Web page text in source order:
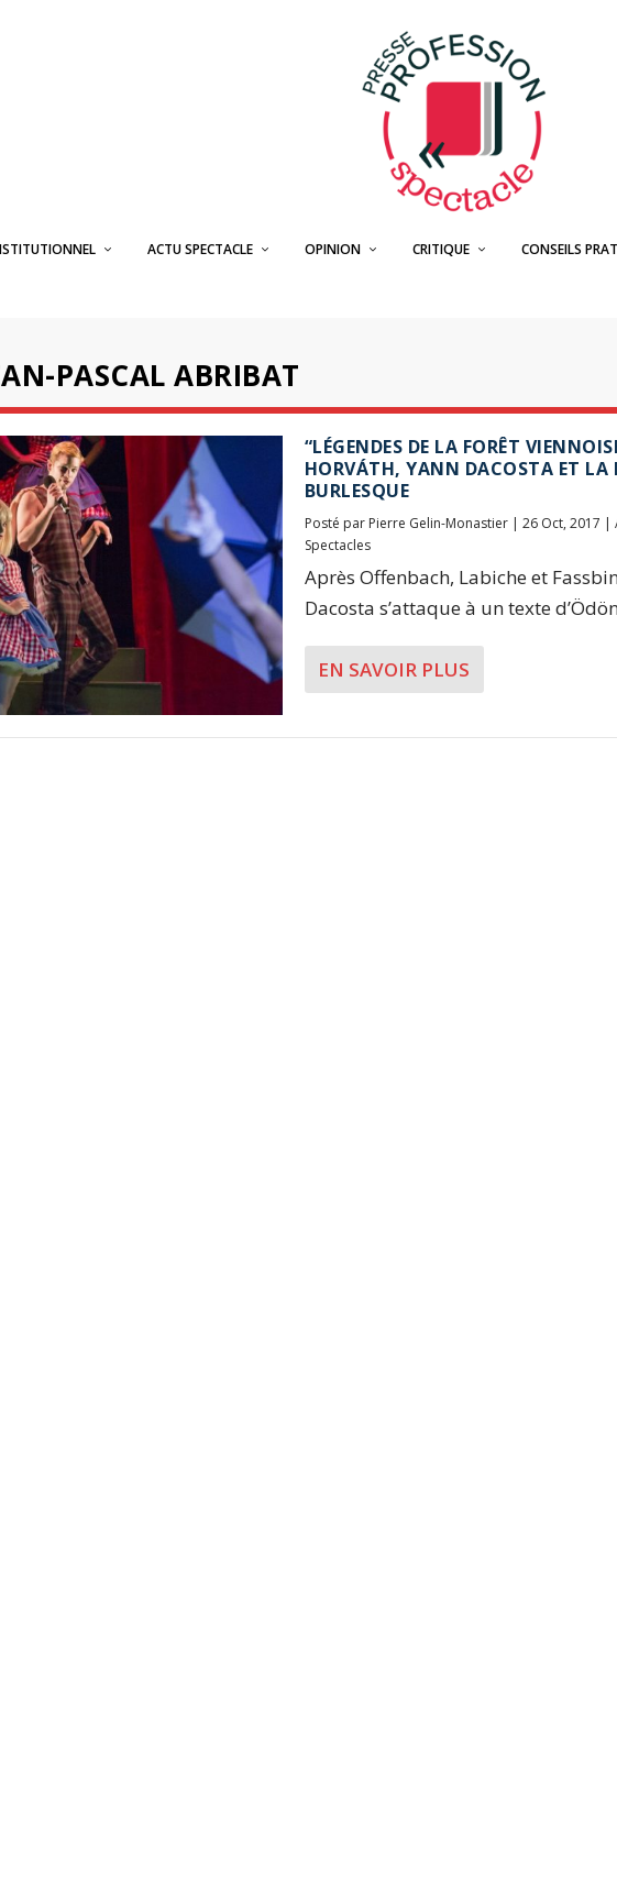
ACTU SPECTACLE OPINION CRITIQUE CONSEILS
PASCAL ABRIBAT
“LÉGENDES DE LA FORÊT
HORVÁTH, YANN DACOSTA ET LA
BURLESQUE
Posté par Pierre Gelin-Monastier| 26 Oct, 2017 |
Spectacles
Après Offenbach, Labiche et
Dacosta s’attaque à un texte
EN SAVOIR PLUS